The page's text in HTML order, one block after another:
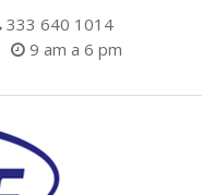
333 640 1014
9 am a 6 pm